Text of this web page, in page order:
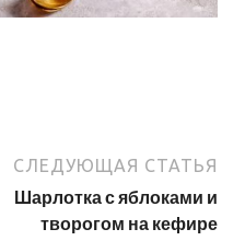
СЛЕДУЮЩАЯ СТАТЬЯ
Шарлотка с яблоками и
творогом на кефире